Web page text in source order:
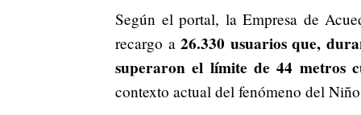
Según el portal, la Empresa de
recargo a26.330 usuarios que,
superaron el límite de 44 metros
contexto actual del fenómeno del